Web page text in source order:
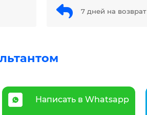
7 дней на возврат
Написать в Whatsapp